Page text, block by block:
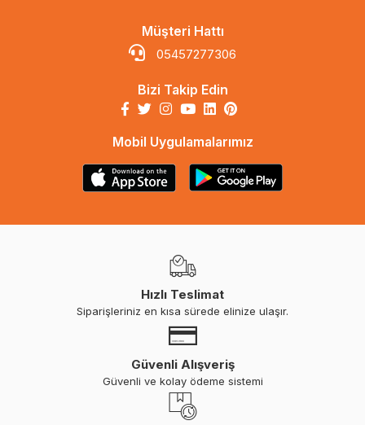
Müşteri Hattı
05457277306
Bizi Takip Edin
Mobil Uygulamalarımız
Hızlı Teslimat
Siparişleriniz en kısa sürede elinize ulaşır.
Güvenli Alışveriş
Güvenli ve kolay ödeme sistemi